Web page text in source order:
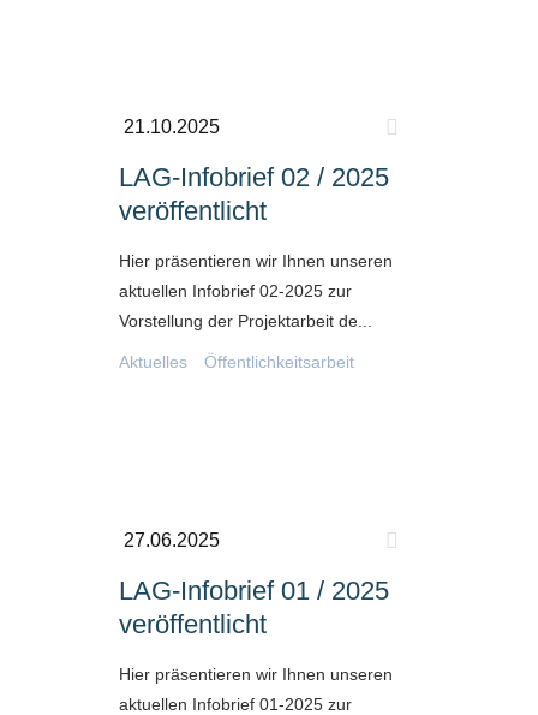
21.10.2025
LAG-Infobrief 02 / 2025
veröffentlicht
Hier präsentieren wir Ihnen unseren
aktuellen Infobrief 02-2025 zur
Vorstellung der Projektarbeit de...
Aktuelles Öffentlichkeitsarbeit
27.06.2025
LAG-Infobrief 01 / 2025
veröffentlicht
Hier präsentieren wir Ihnen unseren
aktuellen Infobrief 01-2025 zur